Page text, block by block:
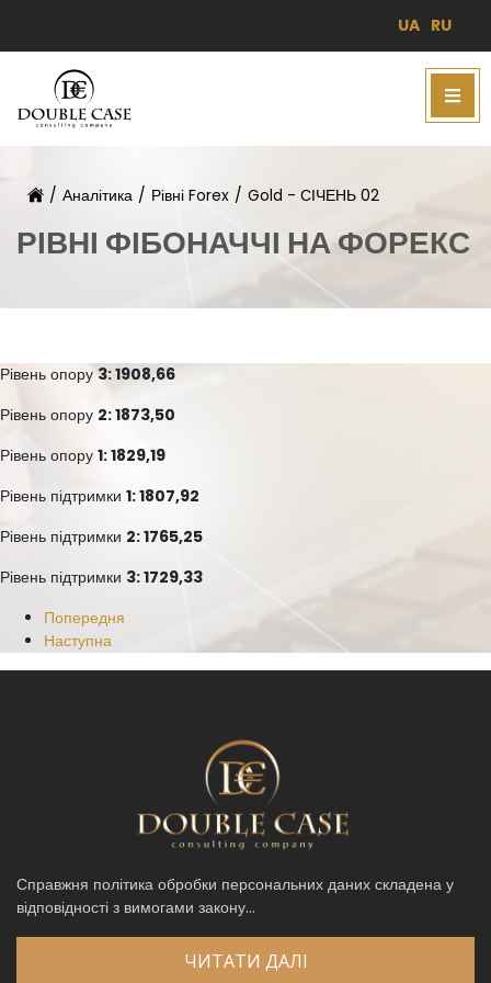
UA RU
/ Аналітика / Рівні Forex / Gold - СІЧЕНЬ 02
РІВНІ ФІБОНАЧЧІ НА ФОРЕКС
Рівень опору 3: 1908,66
Рівень опору 2: 1873,50
Рівень опору 1: 1829,19
Рівень підтримки 1: 1807,92
Рівень підтримки 2: 1765,25
Рівень підтримки 3: 1729,33
Попередня
Наступна
Справжня політика обробки персональних даних складена у
відповідності з вимогами закону...
ЧИТАТИ ДАЛІ